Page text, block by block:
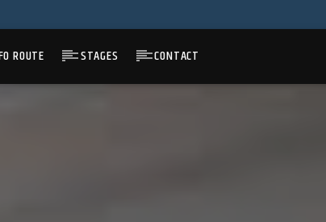
ROUTE STAGES CONTACT